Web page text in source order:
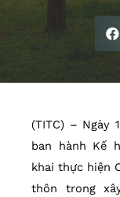
(TITC) – Ngày
ban hành Kế
khai thực hiện
thôn trong